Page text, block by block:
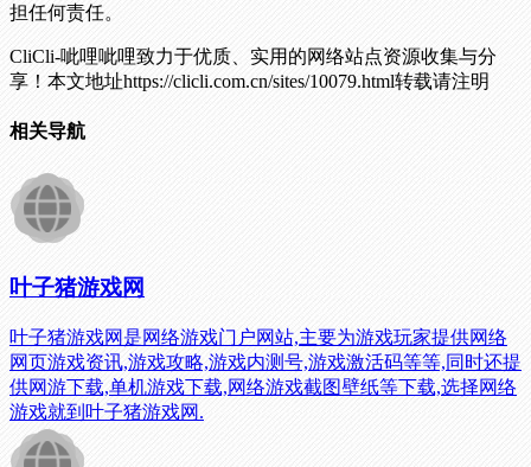
担任何责任。
CliCli-呲哩呲哩致力于优质、实用的网络站点资源收集与分
享！ 本文地址https://clicli.com.cn/sites/10079.html转载请注明
相关导航
叶子猪游戏网
叶子猪游戏网是网络游戏门户网站,主要为游戏玩家提供网络
网页游戏资讯,游戏攻略,游戏内测号,游戏激活码等等,同时还提
供网游下载,单机游戏下载,网络游戏截图壁纸等下载,选择网络
游戏就到叶子猪游戏网.